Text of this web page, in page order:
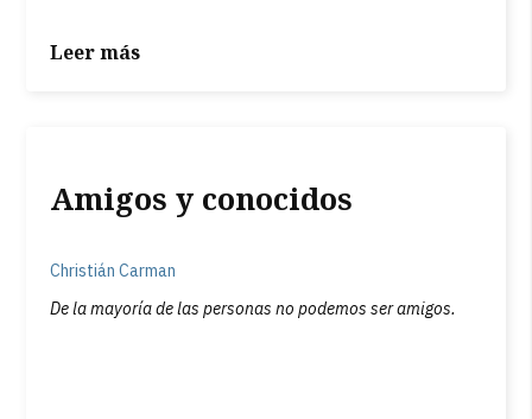
Leer más
Amigos y conocidos
Christián Carman
De la mayoría de las personas no podemos ser amigos.